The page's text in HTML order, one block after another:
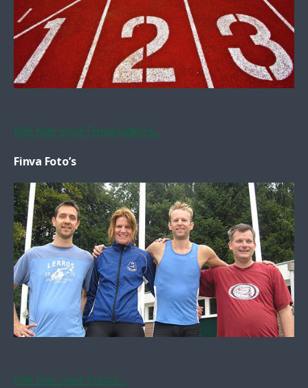
Klik hier voor Finva video's...
Finva Foto’s
Klik hier voor Foto's...